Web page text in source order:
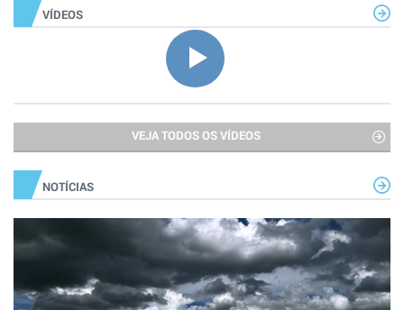
VÍDEOS
VEJA TODOS OS VÍDEOS
NOTÍCIAS